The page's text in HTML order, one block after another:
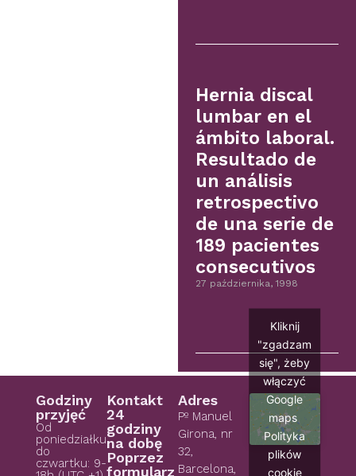
Hernia discal
lumbar en el
ámbito laboral.
Resultado de
un análisis
retrospectivo
de una serie de
189 pacientes
consecutivos
27 października, 1998
Godziny
przyjęć
Od
poniedziałku
do
czwartku: 9-
Kontakt
24
godziny
na dobę
Poprzez
formularz
Adres
Pº Manuel
Girona, nr
32,
Barcelona,
Kliknij
"zgadzam
się", żeby
włączyć
Google
maps
Polityka
plików
cookie